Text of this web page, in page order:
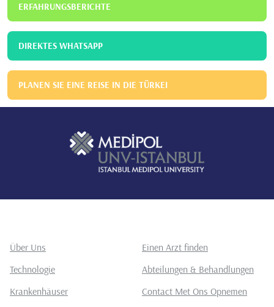
ERFAHRUNGSBERICHTE
DIREKTES WHATSAPP
PLANEN SIE EINE REISE IN DIE TÜRKEI
Über Uns
Einen Arzt finden
Technologie
Abteilungen & Behandlungen
Krankenhäuser
Contact Met Ons Opnemen